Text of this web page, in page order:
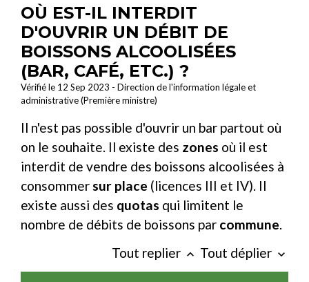
OÙ EST-IL INTERDIT
D'OUVRIR UN DÉBIT DE
BOISSONS ALCOOLISÉES
(BAR, CAFÉ, ETC.) ?
Vérifié le 12 Sep 2023 - Direction de l'information légale et
administrative (Première ministre)
Il n'est pas possible d'ouvrir un bar partout où
on le souhaite. Il existe des zones où il est
interdit de vendre des boissons alcoolisées à
consommer sur place (licences III et IV). Il
existe aussi des quotas qui limitent le
nombre de débits de boissons par commune
Tout replier keyboard_arrow_up Tout déplier keyboard_arrow_down